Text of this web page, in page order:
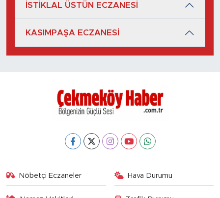
İSTİKLAL ÜSTÜN ECZANESİ
KASIMPAŞA ECZANESİ
Nöbetçi Eczaneler Hava Durumu